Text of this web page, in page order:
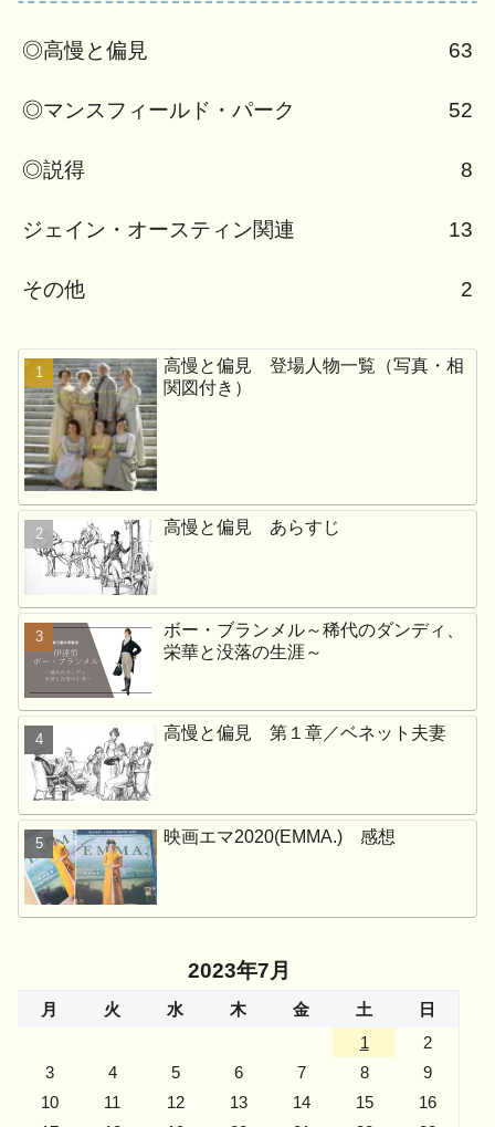
◎高慢と偏見 63
◎マンスフィールド・パーク 52
◎説得 8
ジェイン・オースティン関連 13
その他 2
高慢と偏見 登場人物一覧（写真・相
関図付き）
高慢と偏見 あらすじ
ボー・ブランメル～稀代のダンディ、
栄華と没落の生涯～
高慢と偏見 第１章／ベネット夫妻
映画エマ2020(EMMA.) 感想
2023年7月
月 火 水 木 金 土
日
1
2
3
4 5 6 7 8
9
10
11 12 13 14 15
16